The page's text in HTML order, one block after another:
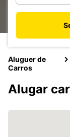
Aluguer de
Carros
Alugar